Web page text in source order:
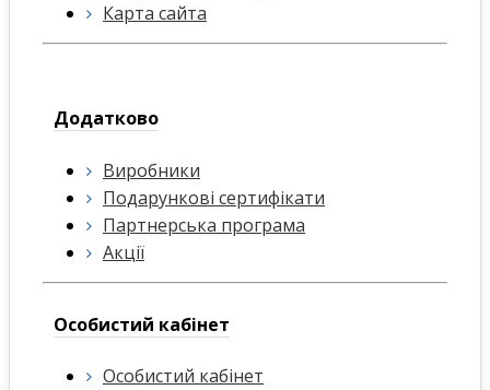
Карта сайта
Додатково
Виробники
Подарункові сертифікати
Партнерська програма
Акції
Особистий кабінет
Особистий кабінет